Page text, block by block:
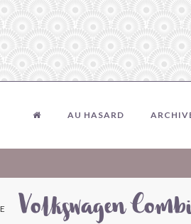
AU HASARD
Volkswagen